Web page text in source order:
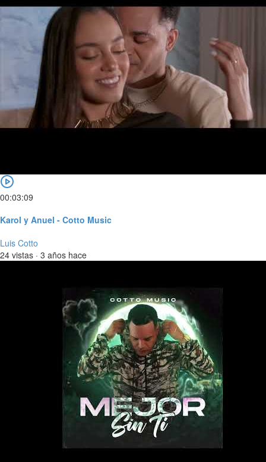
00:03:09
Karol y Anuel - Cotto Music
Luis Cotto
24 vistas · 3 años hace